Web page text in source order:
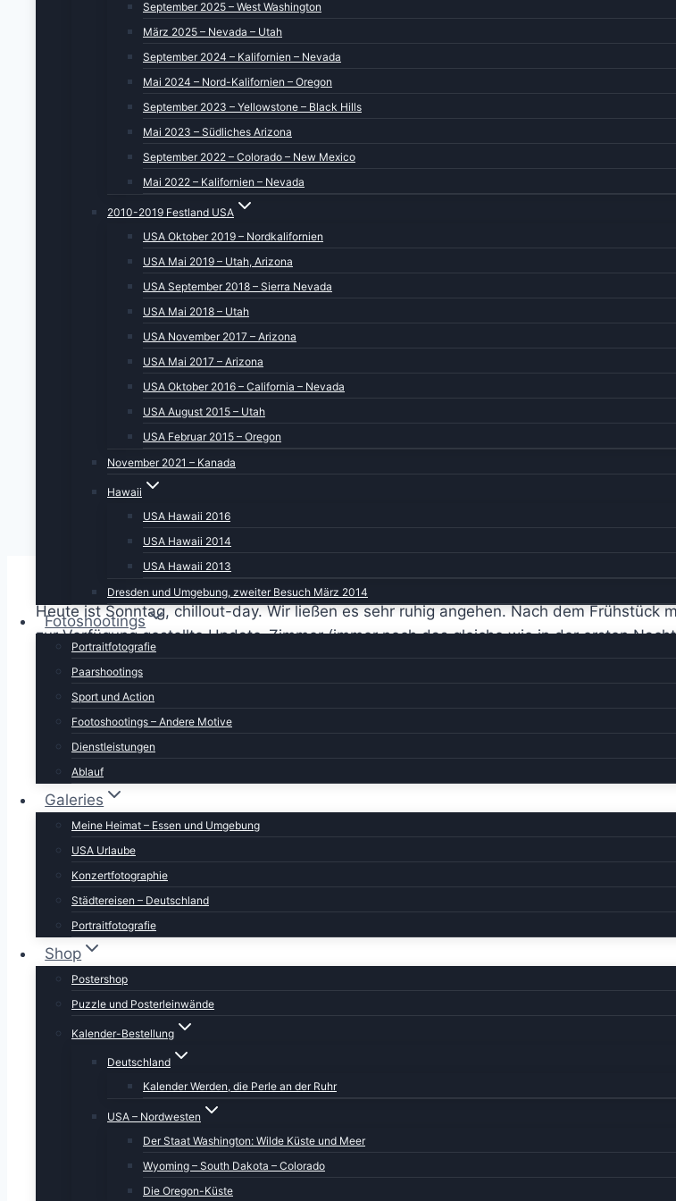
September 2025 – West Washington
März 2025 – Nevada – Utah
September 2024 – Kalifornien – Nevada
Mai 2024 – Nord-Kalifornien – Oregon
September 2023 – Yellowstone – Black Hills
Mai 2023 – Südliches Arizona
September 2022 – Colorado – New Mexico
Mai 2022 – Kalifornien – Nevada
2010-2019 Festland USA
USA Oktober 2019 – Nordkalifornien
USA Mai 2019 – Utah, Arizona
USA September 2018 – Sierra Nevada
USA Mai 2018 – Utah
USA November 2017 – Arizona
USA Mai 2017 – Arizona
USA Oktober 2016 – California – Nevada
USA August 2015 – Utah
USA Februar 2015 – Oregon
November 2021 – Kanada
Hawaii
USA Hawaii 2016
USA Hawaii 2014
USA Hawaii 2013
Dresden und Umgebung, zweiter Besuch März 2014
Fotoshootings
Portraitfotografie
Paarshootings
Sport und Action
Footoshootings – Andere Motive
Dienstleistungen
Ablauf
Galeries
Meine Heimat – Essen und Umgebung
USA Urlaube
Konzertfotographie
Städtereisen – Deutschland
Portraitfotografie
Shop
Postershop
Puzzle und Posterleinwände
Kalender-Bestellung
Deutschland
Kalender Werden, die Perle an der Ruhr
USA – Nordwesten
Der Staat Washington: Wilde Küste und Meer
Wyoming – South Dakota – Colorado
Die Oregon-Küste
Heute ist Sonntag, chillout-day. Wir ließen es sehr ruhig angehen. Nach dem
zur Verfügung gestellte Update-Zimmer (immer noch das gleiche wie in der ersten
Und dann glänzte uns das Schild einer Autowaschanlage entgegen. Mal schauen, was
Wir warfen 10 USD für die fortgeschrittene Wäsche ein und fuhren mit dem Dicken